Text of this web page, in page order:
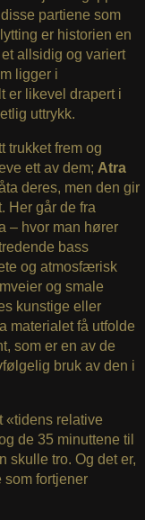
partiene som
er historien en
allsidig og variert
ligger i
er likevel drapert i
uttrykk.
trukket frem og
ett av dem; Atra
deres, men den gir
Her går de fra
– hvor man hører
bass
og atmosfærisk
og smale
kunstige eller
materialet få utfolde
som er en av de
bruk av den i
«tidens relative
de 35 minuttene til
skulle tro. Og det er,
som fortjener